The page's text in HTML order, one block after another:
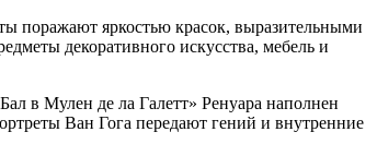
поражают яркостью красок, выразительными
декоративного искусства, мебель и
в Мулен де ла Галетт» Ренуара наполнен
Ван Гога передают гений и внутренние